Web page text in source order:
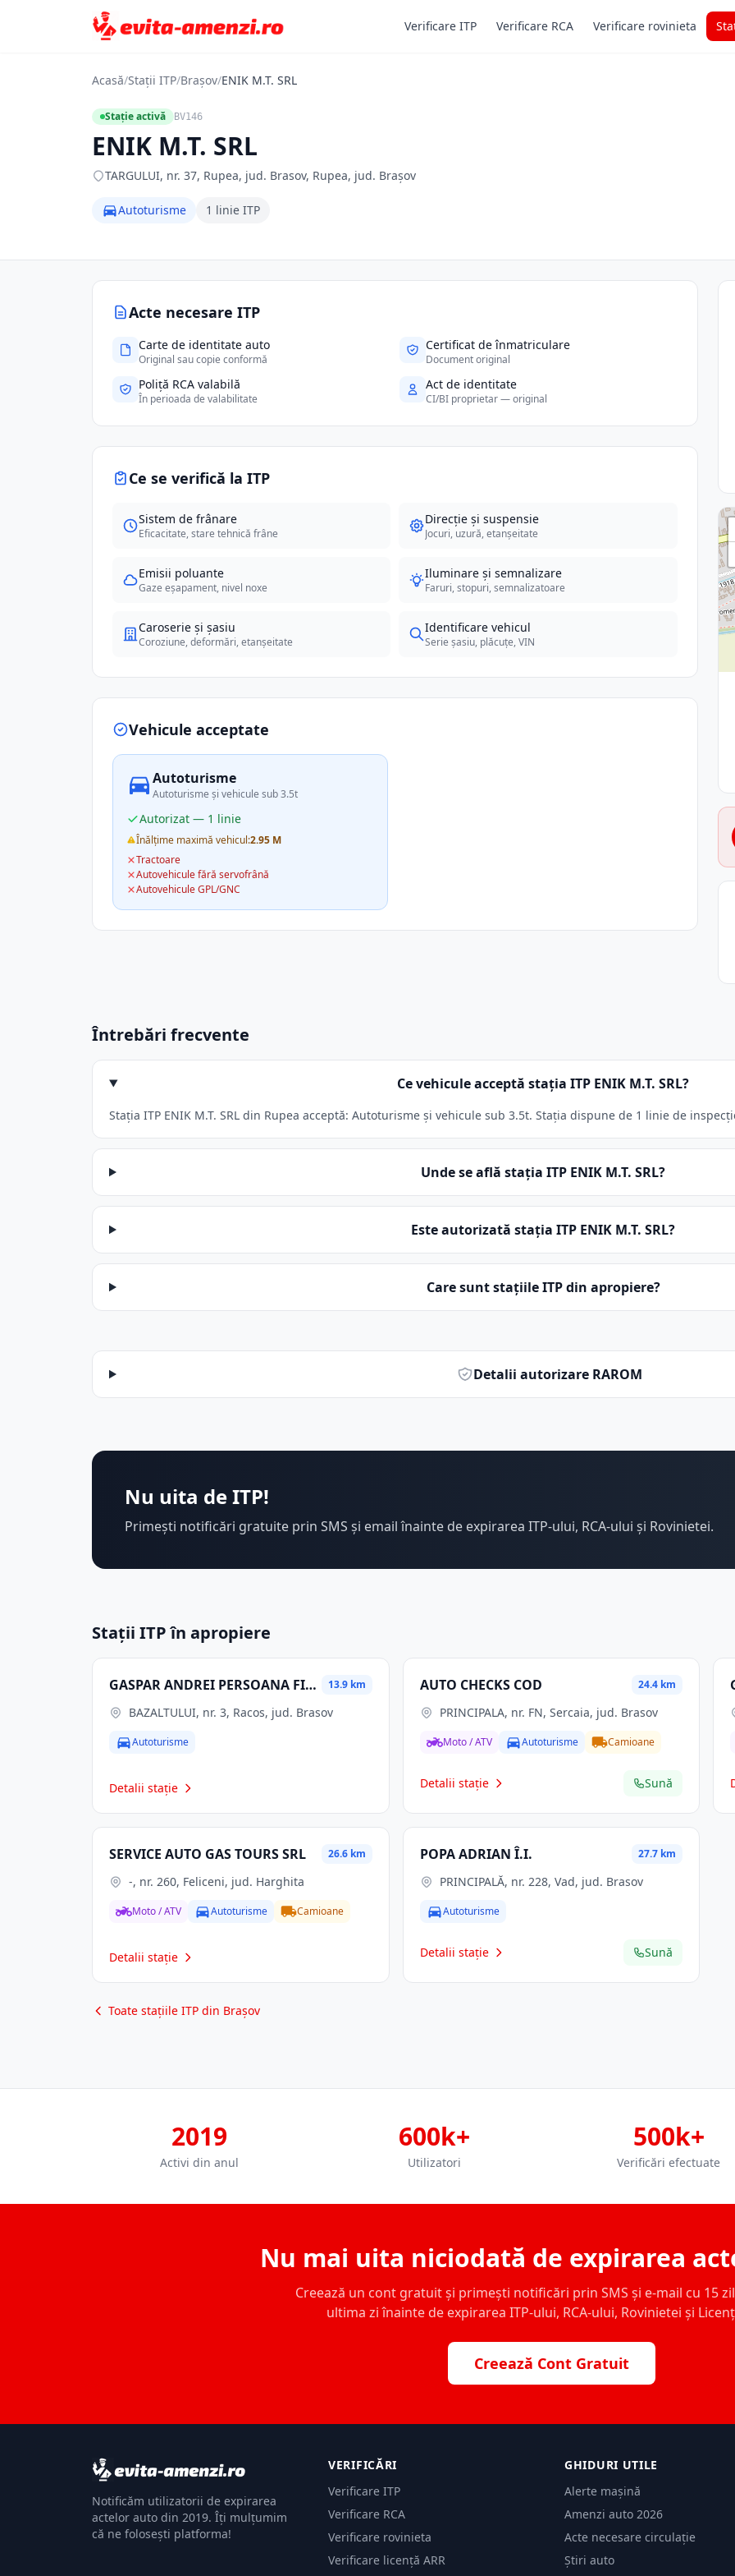
Verificare ITP Verificare RCA Verificare rovinieta
Acasă/Stații ITP/Brașov/ENIK M.T. SRL
Stație activă BV146
ENIK M.T. SRL
TARGULUI, nr. 37, Rupea, jud. Brasov, Rupea, jud. Brașov
Autoturisme 1 linie ITP
Acte necesare ITP
Carte de identitate auto
Original sau copie conformă
Certificat de înmatriculare
Document original
Poliță RCA valabilă
În perioada de valabilitate
Act de identitate
CI/BI proprietar — original
Ce se verifică la ITP
Sistem de frânare
Eficacitate, stare tehnică frâne
Direcție și suspensie
Jocuri, uzură, etanșeitate
Emisii poluante
Gaze eșapament, nivel noxe
Iluminare și semnalizare
Faruri, stopuri, semnalizatoare
Caroserie și șasiu
Coroziune, deformări, etanșeitate
Identificare vehicul
Serie șasiu, plăcuțe, VIN
Vehicule acceptate
Autoturisme
Autoturisme și vehicule sub 3.5t
Autorizat — 1 linie
Înălțime maximă vehicul:2.95 M
Tractoare
Autovehicule fără servofrână
Autovehicule GPL/GNC
Întrebări frecvente
Ce vehicule acceptă stația ITP ENIK M.T. SRL?
Stația ITP ENIK M.T. SRL din Rupea acceptă: Autoturisme și vehicule sub 3.5t. Stația dispune de 1 linie de
Unde se află stația ITP ENIK M.T. SRL?
Este autorizată stația ITP ENIK M.T. SRL?
Care sunt stațiile ITP din apropiere?
Detalii autorizare RAROM
Nu uita de ITP!
Primești notificări gratuite prin SMS și email înainte de expirarea ITP-ului, RCA-ului și Rovinietei.
Stații ITP în apropiere
GASPAR ANDREI PERSOANA FIZICA AUTORIZATA 13.9 km
BAZALTULUI, nr. 3, Racos, jud. Brasov
Autoturisme
Detalii stație
AUTO CHECKS COD 24.4 km
PRINCIPALA, nr. FN, Sercaia, jud. Brasov
Moto / ATV Autoturisme Camioane
Detalii stație Sună
SERVICE AUTO GAS TOURS SRL 26.6 km
-, nr. 260, Feliceni, jud. Harghita
Moto / ATV Autoturisme Camioane
Detalii stație
POPA ADRIAN Î.I. 27.7 km
PRINCIPALĂ, nr. 228, Vad, jud. Brasov
Autoturisme
Detalii stație Sună
Toate stațiile ITP din Brașov
2019
Activi din anul
600k+
Utilizatori
500k+
Verificări efectuate
Nu mai uita niciodată de expirarea
Creează un cont gratuit și primești notificări prin SMS și e-mail cu 15
ultima zi înainte de expirarea ITP-ului, RCA-ului, Rovinietei și
Creează Cont Gratuit
Notificăm utilizatorii de expirarea
actelor auto din 2019. Îți mulțumim
că ne folosești platforma!
VERIFICĂRI
Verificare ITP
Verificare RCA
Verificare rovinieta
Verificare licență ARR
GHIDURI UTILE
Alerte mașină
Amenzi auto 2026
Acte necesare circulație
Știri auto